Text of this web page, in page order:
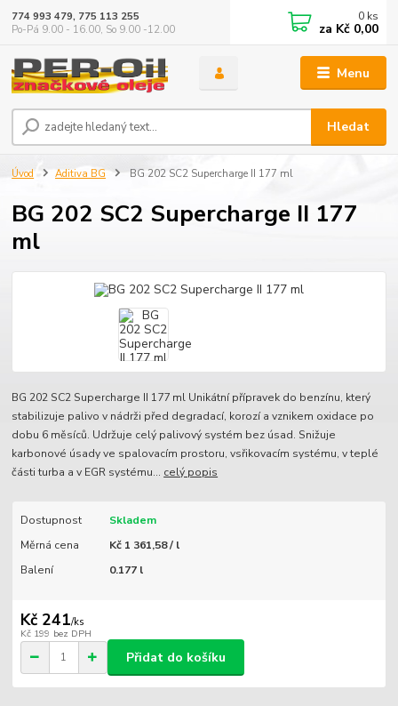
Menu
Hledat
774 993 479, 775 113 255
Po-Pá 9.00 - 16.00, So 9.00 -12.00
0 ks
za Kč 0,00
Úvod Aditiva BG BG 202 SC2 Supercharge II 177 ml
BG 202 SC2 Supercharge II 177
ml
BG 202 SC2 Supercharge II 177 ml Unikátní přípravek do benzínu, který
stabilizuje palivo v nádrži před degradací, korozí a vznikem oxidace po
dobu 6 měsíců. Udržuje celý palivový systém bez úsad. Snižuje
karbonové úsady ve spalovacím prostoru, vsřikovacím systému, v teplé
části turba a v EGR systému... celý popis
Dostupnost
Skladem
Měrná cena
Kč 1 361,58 / l
Balení
0.177 l
Kč 241/ks
Kč 199 bez DPH
Přidat do košíku